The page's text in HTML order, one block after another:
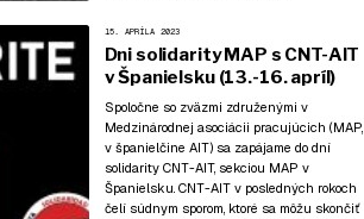
15. APRÍLA 2023
Dni solidarity MAP s CNT-AIT
v Španielsku (13.-16. apríl)
Spoločne so zväzmi združenými v
Medzinárodnej asociácii pracujúcich (MAP,
v španielčine AIT) sa zapájame do dní
solidarity CNT-AIT, sekciou MAP v
Španielsku. CNT-AIT v posledných rokoch
čelí súdnym sporom, ktoré sa môžu skončiť